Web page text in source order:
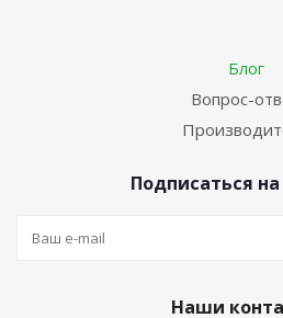
Блог
Вопрос-
Подписаться
Наши